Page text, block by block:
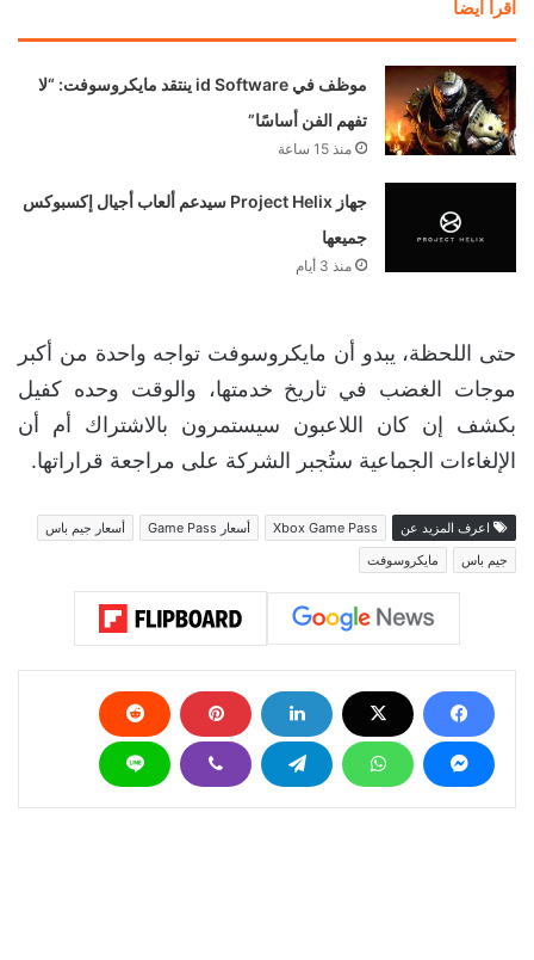
اقرأ ايضا
موظف في id Software ينتقد مايكروسوفت: “لا
تفهم الفن أساسًا”
منذ 15 ساعة
جهاز Project Helix سيدعم ألعاب أجيال إكسبوكس
جميعها
منذ 3 أيام
حتى اللحظة، يبدو أن مايكروسوفت تواجه واحدة من أكبر
موجات الغضب في تاريخ خدمتها، والوقت وحده كفيل
بكشف إن كان اللاعبون سيستمرون بالاشتراك أم أن
الإلغاءات الجماعية ستُجبر الشركة على مراجعة قراراتها.
اعرف المزيد عن Xbox Game Pass أسعار Game Pass
أسعار جيم باس
جيم باس
مايكروسوفت